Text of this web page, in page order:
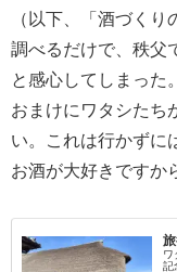
（以下、「酒づく
調べるだけで、秩父
と感心してしまった。
おまけにワタシたち
い。これは行かずに
お酒が大好きですか
ワ
記